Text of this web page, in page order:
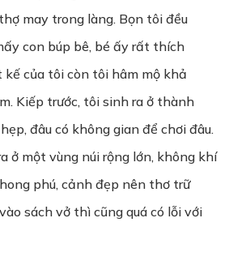
may trong làng. Bọn tôi đều
con búp bê, bé ấy rất thích
của tôi còn tôi hâm mộ khả
Kiếp trước, tôi sinh ra ở thành
đâu có không gian để chơi đâu.
ở một vùng núi rộng lớn, không khí
phú, cảnh đẹp nên thơ trữ
sách vở thì cũng quá có lỗi với